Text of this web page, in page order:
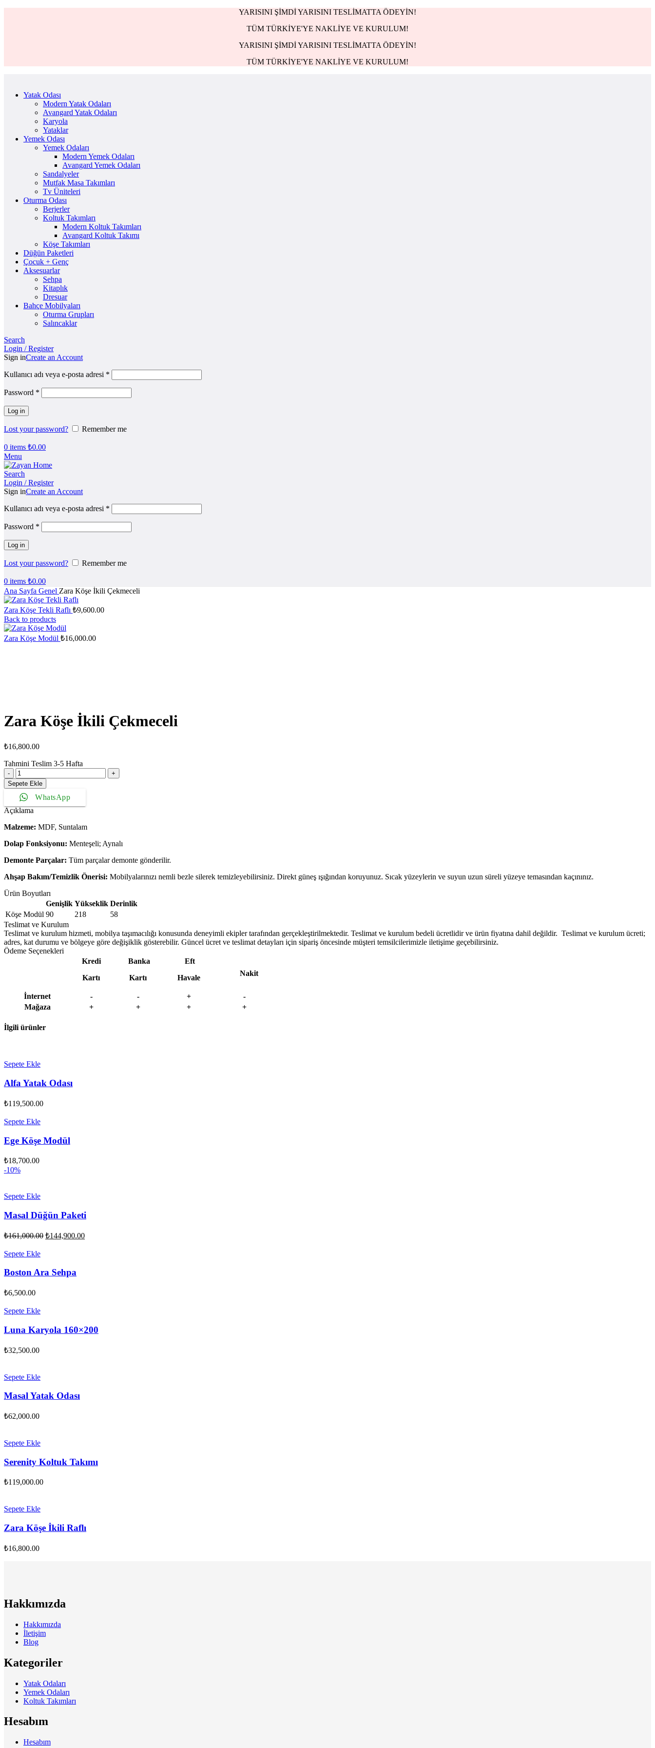
YARISINI ŞİMDİ YARISINI TESLİMATTA ÖDEYİN!
TÜM TÜRKİYE'YE NAKLİYE VE KURULUM!
YARISINI ŞİMDİ YARISINI TESLİMATTA ÖDEYİN!
TÜM TÜRKİYE'YE NAKLİYE VE KURULUM!
Yatak Odası
Modern Yatak Odaları
Avangard Yatak Odaları
Karyola
Yataklar
Yemek Odası
Yemek Odaları
Modern Yemek Odaları
Avangard Yemek Odaları
Sandalyeler
Mutfak Masa Takımları
Tv Üniteleri
Oturma Odası
Berjerler
Koltuk Takımları
Modern Koltuk Takımları
Avangard Koltuk Takımı
Köşe Takımları
Düğün Paketleri
Çocuk + Genç
Aksesuarlar
Sehpa
Kitaplık
Dresuar
Bahçe Mobilyaları
Oturma Grupları
Salıncaklar
Search
Login / Register
Sign inCreate an Account
Kullanıcı adı veya e-posta adresi *
Password *
Log in
Lost your password? Remember me
0 items ₺0.00
Menu
Search
Login / Register
Sign inCreate an Account
Kullanıcı adı veya e-posta adresi *
Password *
Log in
Lost your password? Remember me
0 items ₺0.00
Ana Sayfa Genel Zara Köşe İkili Çekmeceli
Zara Köşe Tekli Raflı ₺9,600.00
Back to products
Zara Köşe Modül ₺16,000.00
Zara Köşe İkili Çekmeceli
₺16,800.00
Tahmini Teslim 3-5 Hafta
Zara
Köşe
İkili
Çekmeceli
adet
Sepete Ekle
WhatsApp
Açıklama
Malzeme: MDF, Suntalam
Dolap Fonksiyonu: Menteşeli; Aynalı
Demonte Parçalar: Tüm parçalar demonte gönderilir.
Ahşap Bakım/Temizlik Önerisi: Mobilyalarınızı nemli bezle silerek temizleyebilirsiniz. Direkt güneş ışığından koruyunuz. Sıcak yüzeylerin ve suyun uzun süreli yüzeye temasından kaçınınız.
Ürün Boyutları
Genişlik Yükseklik Derinlik
Köşe Modül 90 218
58
Teslimat ve Kurulum
Teslimat ve kurulum hizmeti, mobilya taşımacılığı konusunda deneyimli ekipler tarafından gerçekleştirilmektedir. Teslimat ve kurulum bedeli ücretlidir ve ürün fiyatına dahil değildir. ‎ Teslimat ve kurulum ücreti;
adres, kat durumu ve bölgeye göre değişiklik gösterebilir. Güncel ücret ve teslimat detayları için sipariş öncesinde müşteri temsilcilerimizle iletişime geçebilirsiniz.
Ödeme Seçenekleri
Kredi
Kartı
Banka
Kartı
Eft
Havale
Nakit
İnternet - - +
-
Mağaza
+ + + +
İlgili ürünler
Sepete Ekle
Alfa Yatak Odası
₺119,500.00
Sepete Ekle
Ege Köşe Modül
₺18,700.00
-10%
Sepete Ekle
Masal Düğün Paketi
₺161,000.00 Orijinal
₺144,900.00Şu
Sepete Ekle
Boston Ara Sehpa
₺6,500.00
Sepete Ekle
Luna Karyola 160×200
₺32,500.00
Sepete Ekle
Masal Yatak Odası
₺62,000.00
Sepete Ekle
Serenity Koltuk Takımı
₺119,000.00
Sepete Ekle
Zara Köşe İkili Raflı
₺16,800.00
Hakkımızda
Hakkımızda
İletişim
Blog
Kategoriler
Yatak Odaları
Yemek Odaları
Koltuk Takımları
Hesabım
Hesabım